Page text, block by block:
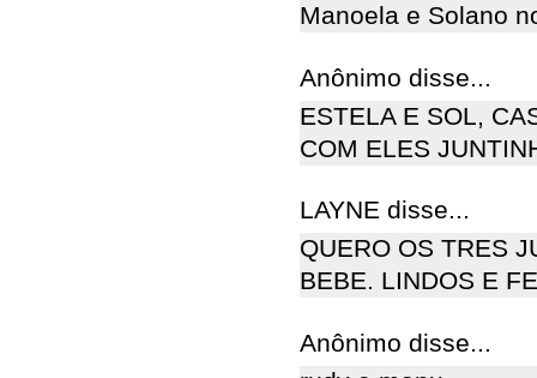
Manoela e Solano
Anônimo disse...
ESTELA E SOL,
COM ELES
LAYNE disse...
QUERO OS TRES
BEBE. LINDOS E
Anônimo disse...